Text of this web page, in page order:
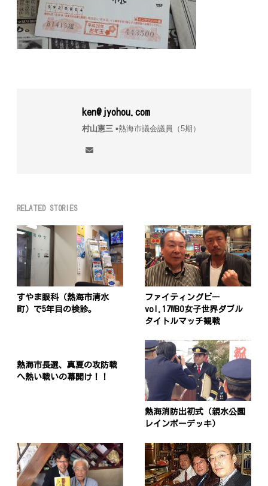
ken@jyohou.com
村山憲三▪︎熱海市議会議員（5期）
RELATED STORIES
すやま眼科（熱海市清水
町）で5年目の検診。
ファイティングビー
vol.17WBO女子世界ダブル
タイトルマッチ観戦
熱海市長選、真夏の攻防戦
へ熱い戦いの幕開け！！
熱海消防出初式（親水公園
レインボーデッキ）